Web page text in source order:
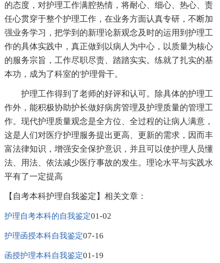
的态度，对护理工作满腔热情，将耐心、细心、热心、责
任心贯穿于整个护理工作，在业务方面认真专研，不断加
强业务学习，把学到的新理论新观念及时的运用到护理工
作的具体实践中，真正做到以病人为中心，以质量为核心
的服务宗旨，工作尽职尽责、踏踏实实。练就了扎实的基
本功，成为了科室的'护理骨干。
护理工作得到了老师的好评和认可。除具体的护理工
作外，能积极协助护长做好病房管理及护理质量的管理工
作。现代护理质量观念是全方位、全过程的让病人满意，
这是人们对医疗护理服务提出更高、更新的需求，因而丰
富法律知识，增强安全保护意识，并且可以使护理人员懂
法、用法、依法减少医疗事故的发生。理论水平与实践水
平有了一定提高
【自考本科护理自我鉴定】相关文章：
护理自考本科的自我鉴定01-02
护理函授本科自我鉴定07-16
函授护理本科自我鉴定01-19